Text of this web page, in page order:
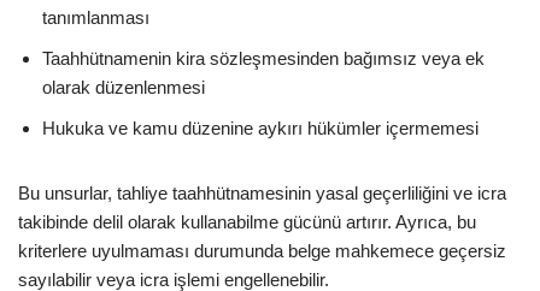
tanımlanması
Taahhütnamenin kira sözleşmesinden bağımsız veya ek
olarak düzenlenmesi
Hukuka ve kamu düzenine aykırı hükümler içermemesi
Bu unsurlar, tahliye taahhütnamesinin yasal geçerliliğini ve icra
takibinde delil olarak kullanabilme gücünü artırır. Ayrıca, bu
kriterlere uyulmaması durumunda belge mahkemece geçersiz
sayılabilir veya icra işlemi engellenebilir.